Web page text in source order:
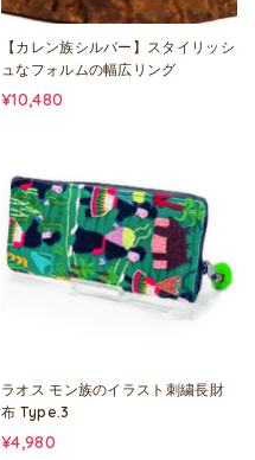
【カレン族シルバー】スタイリッシ
ュなフォルムの幅広リング
¥10,480
ラオス モン族のイラスト刺繍長財
布 Type.3
¥4,980